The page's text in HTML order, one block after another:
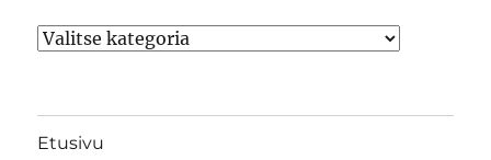
Kategoriat
Etusivu